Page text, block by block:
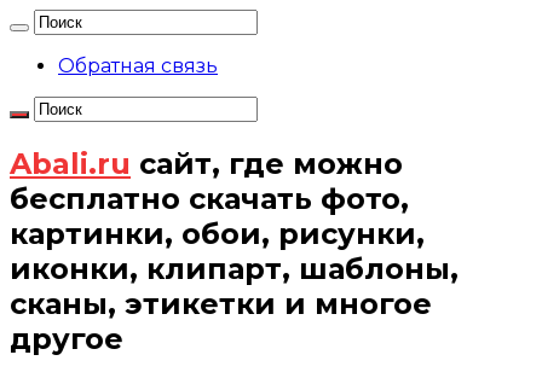
Обратная связь
Abali.ru сайт, где можно
бесплатно скачать фото,
картинки, обои, рисунки,
иконки, клипарт, шаблоны,
сканы, этикетки и многое
другое